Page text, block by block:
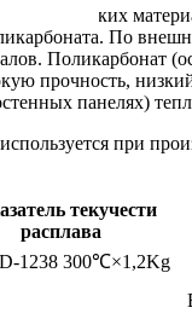
По
Поликарбонат
прочность,
панелях)
при
текучести
расплава
1238 300℃×1,2Kg